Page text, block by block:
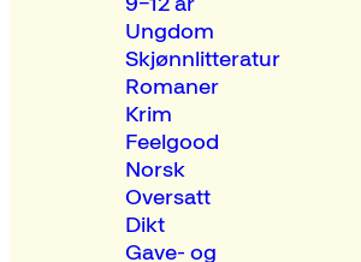
Ungdom
Skjønnlitteratur
Romaner
Krim
Feelgood
Norsk
Oversatt
Dikt
Gave- og